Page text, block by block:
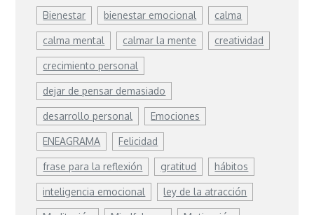
Bienestar bienestar emocional calma
calma mental calmar la mente creatividad
crecimiento personal
dejar de pensar demasiado
desarrollo personal Emociones
ENEAGRAMA Felicidad
frase para la reflexión gratitud hábitos
inteligencia emocional ley de la atracción